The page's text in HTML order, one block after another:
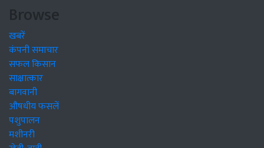
Browse
खबरें
कंपनी समाचार
सफल किसान
साक्षात्कार
बागवानी
औषधीय फसलें
पशुपालन
मशीनरी